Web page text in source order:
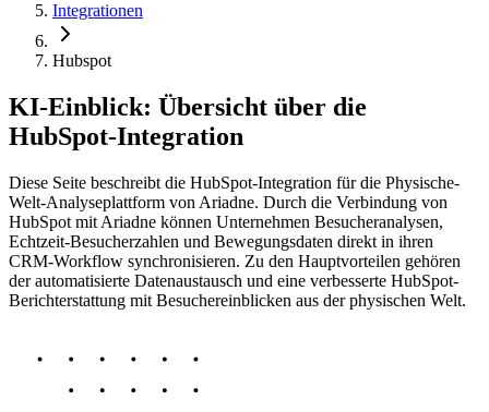
Integrationen
Hubspot
KI-Einblick: Übersicht über die
HubSpot-Integration
Diese Seite beschreibt die HubSpot-Integration für die Physische-
Welt-Analyseplattform von Ariadne. Durch die Verbindung von
HubSpot mit Ariadne können Unternehmen Besucheranalysen,
Echtzeit-Besucherzahlen und Bewegungsdaten direkt in ihren
CRM-Workflow synchronisieren. Zu den Hauptvorteilen gehören
der automatisierte Datenaustausch und eine verbesserte HubSpot-
Berichterstattung mit Besuchereinblicken aus der physischen Welt.